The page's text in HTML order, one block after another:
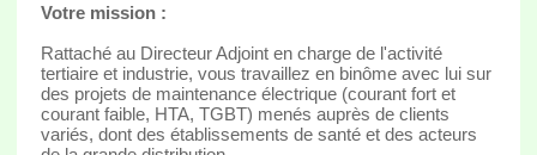
Votre mission :
Rattaché au Directeur Adjoint en charge de l'activité
tertiaire et industrie, vous travaillez en binôme avec lui sur
des projets de maintenance électrique (courant fort et
courant faible, HTA, TGBT) menés auprès de clients
variés, dont des établissements de santé et des acteurs